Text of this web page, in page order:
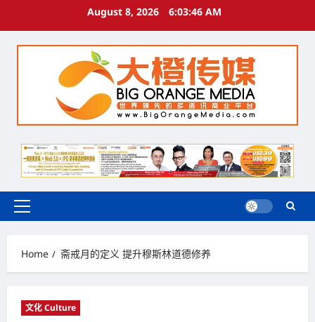
August 8, 2026 6:03:47 AM
Primary
Home
斋戒月的定义 提升穆斯林道德修养
文化 Culture